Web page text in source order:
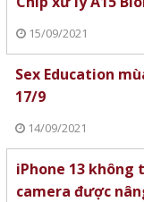
15/09/2021
Sex Education
17/9
14/09/2021
iPhone 13 không
camera được